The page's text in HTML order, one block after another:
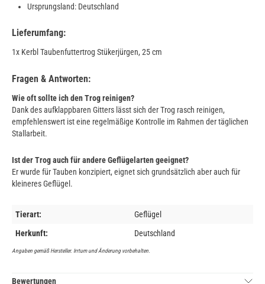
Ursprungsland: Deutschland
Lieferumfang:
1x Kerbl Taubenfuttertrog Stükerjürgen, 25 cm
Fragen & Antworten:
Wie oft sollte ich den Trog reinigen?
Dank des aufklappbaren Gitters lässt sich der Trog rasch reinigen,
empfehlenswert ist eine regelmäßige Kontrolle im Rahmen der täglichen
Stallarbeit.
Ist der Trog auch für andere Geflügelarten geeignet?
Er wurde für Tauben konzipiert, eignet sich grundsätzlich aber auch für
kleineres Geflügel.
Tierart:
Geflügel
Herkunft:
Deutschland
Angaben gemäß Hersteller. Irrtum und Änderung vorbehalten.
Bewertungen